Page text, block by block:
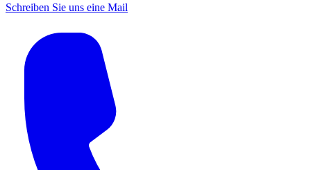
Schreiben Sie uns eine Mail